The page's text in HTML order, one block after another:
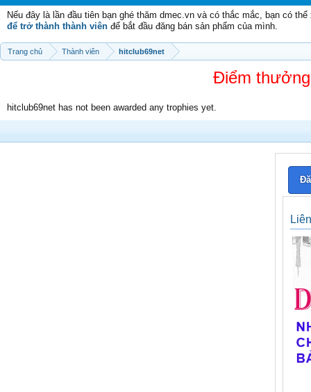
Nếu đây là lần đầu tiên bạn ghé thăm dmec.vn và có thắc mắc, bạn có
để trở thành thành viên để bắt đầu đăng bán sản phẩm của mình.
Trang chủ Thành viên hitclub69net
Điểm
hitclub69net has not been awarded any trophies yet.